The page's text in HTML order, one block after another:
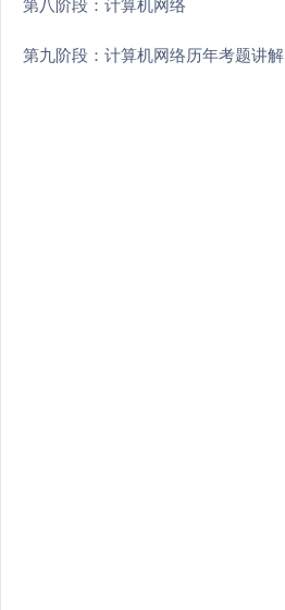
第八阶段：计算机网络
第九阶段：计算机网络历年考题讲解